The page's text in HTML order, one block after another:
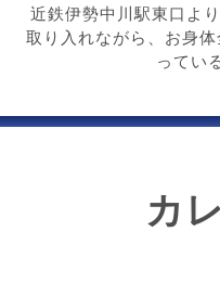
近鉄伊勢中川駅東口よ
取り入れながら、お身
ってい
カ